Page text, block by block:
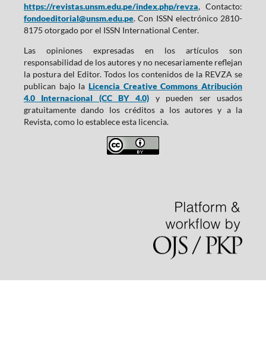
https://revistas.unsm.edu.pe/index.php/revza, Contacto:
fondoeditorial@unsm.edu.pe. Con ISSN electrónico 2810-
8175 otorgado por el ISSN International Center.
Las opiniones expresadas en los artículos son
responsabilidad de los autores y no necesariamente reflejan
la postura del Editor. Todos los contenidos de la REVZA se
publican bajo la Licencia Creative Commons Atribución
4.0 Internacional (CC BY 4.0) y pueden ser usados
gratuitamente dando los créditos a los autores y a la
Revista, como lo establece esta licencia.